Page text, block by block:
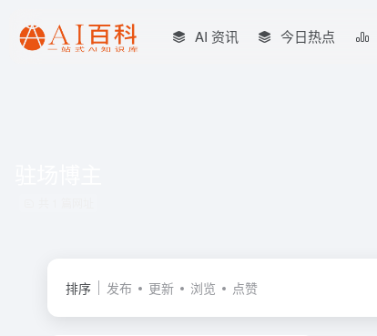
AI 资讯 今日热点
排序 发布 更新 浏览 点赞